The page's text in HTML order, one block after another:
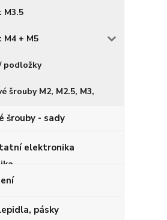
M3.5
+ M5
podložky
šrouby M2, M2.5, M3,
šrouby - sady
elektronika
pásky